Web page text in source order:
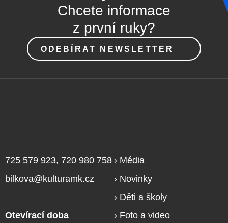
Chcete informace
z první ruky?
ODEBÍRAT NEWSLETTER
725 579 923, 720 980 758
bilkova@kulturamk.cz
Otevírací doba
Média
Novinky
Děti a školy
Foto a video